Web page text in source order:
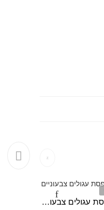
לייקרה מודפסת עגולים צבעוניים